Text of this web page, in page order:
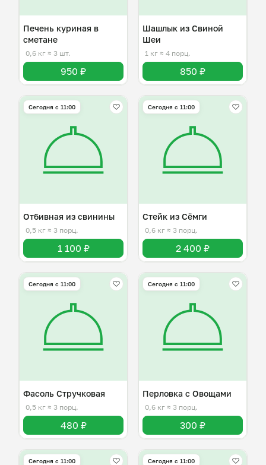
Печень куриная в
сметане
0,6 кг ≈ 3 шт.
950 ₽
Шашлык из Свиной
Шеи
1 кг ≈ 4 порц.
850 ₽
Сегодня с 11:00
Отбивная из свинины
0,5 кг ≈ 3 порц.
1 100 ₽
Сегодня с 11:00
Стейк из Сёмги
0,6 кг ≈ 3 порц.
2 400 ₽
Сегодня с 11:00
Фасоль Стручковая
0,5 кг ≈ 3 порц.
480 ₽
Сегодня с 11:00
Перловка с Овощами
0,6 кг ≈ 3 порц.
300 ₽
Сегодня с 11:00 Сегодня с 11:00